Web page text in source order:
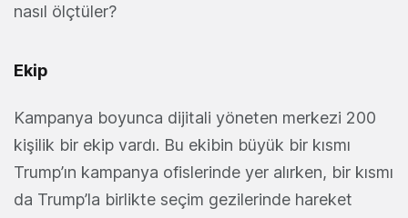
nasıl ölçtüler?
Ekip
Kampanya boyunca dijitali yöneten merkezi 200
kişilik bir ekip vardı. Bu ekibin büyük bir kısmı
Trump’ın kampanya ofislerinde yer alırken, bir kısmı
da Trump’la birlikte seçim gezilerinde hareket